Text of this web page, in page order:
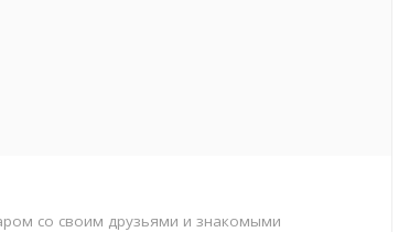
со своим друзьями и знакомыми